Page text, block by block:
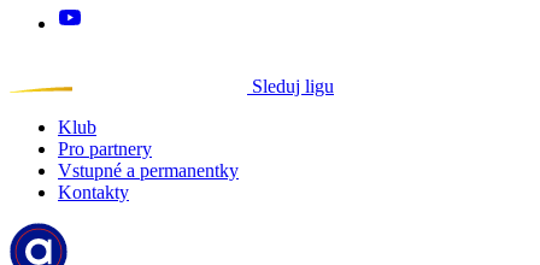
Sleduj ligu
Klub
Pro partnery
Vstupné a permanentky
Kontakty